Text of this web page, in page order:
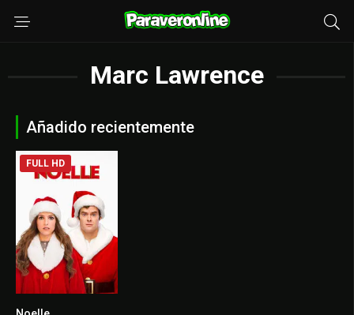
Marc Lawrence
Añadido recientemente
FULL HD